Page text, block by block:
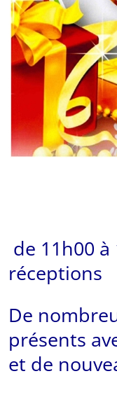
de 11h00 à
réceptions
De
présents
et de